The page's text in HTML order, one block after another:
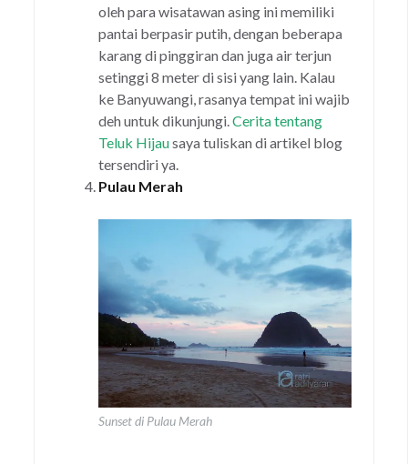
oleh para wisatawan asing ini memiliki
pantai berpasir putih, dengan beberapa
karang di pinggiran dan juga air terjun
setinggi 8 meter di sisi yang lain. Kalau
ke Banyuwangi, rasanya tempat ini wajib
deh untuk dikunjungi. Cerita tentang
Teluk Hijausaya tuliskan di artikel blog
tersendiri ya.
Pulau Merah
Sunset di Pulau Merah